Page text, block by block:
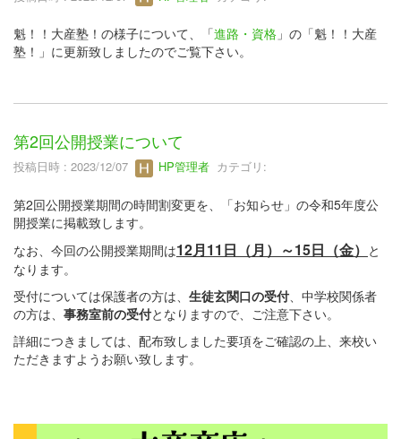
魁！！大産塾！の様子について、「進路・資格 」の「魁！！大産
塾！」に更新致しましたのでご覧下さい。
第2回公開授業について
投稿日時 : 2023/12/07 HP管理者 カテゴリ:
第2回公開授業期間の時間割変更を、「お知らせ」の令和5年度公
開授業に掲載致します。
なお、今回の公開授業期間は12月11日（月）～15日（金） と
なります。
受付については保護者の方は、 生徒玄関口の受付 、中学校関係者
の方は、 事務室前の受付となりますので、ご注意下さい。
詳細につきましては、配布致しました要項をご確認の上、来校い
ただきますようお願い致します。